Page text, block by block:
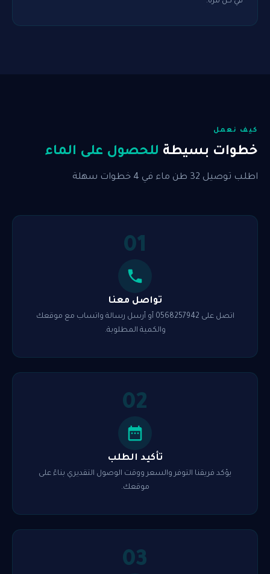
كيف نعمل
خطوات بسيطة للحصول على الماء
اطلب توصيل 32 طن ماء في 4 خطوات سهلة
01
تواصل معنا
اتصل على 0568257942 أو أرسل رسالة واتساب مع موقعك
والكمية المطلوبة.
02
تأكيد الطلب
يؤكد فريقنا التوفر والسعر ووقت الوصول التقديري بناءً على
موقعك.
03